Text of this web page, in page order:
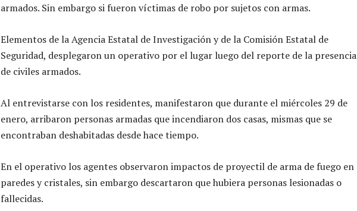
armados. Sin embargo si fueron víctimas de robo por sujetos con armas.
Elementos de la Agencia Estatal de Investigación y de la Comisión Estatal de
Seguridad, desplegaron un operativo por el lugar luego del reporte de la presencia
de civiles armados.
Al entrevistarse con los residentes, manifestaron que durante el miércoles 29 de
enero, arribaron personas armadas que incendiaron dos casas, mismas que se
encontraban deshabitadas desde hace tiempo.
En el operativo los agentes observaron impactos de proyectil de arma de fuego en
paredes y cristales, sin embargo descartaron que hubiera personas lesionadas o
fallecidas.